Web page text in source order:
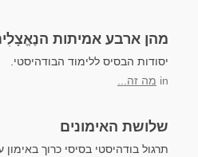
מהן ארבע אמיתות
יסודות הבסיס ללימוד הבודהיסטי.
in מה זה...
שלושת האימונים
תרגול בודהיסטי בסיסי כרוך